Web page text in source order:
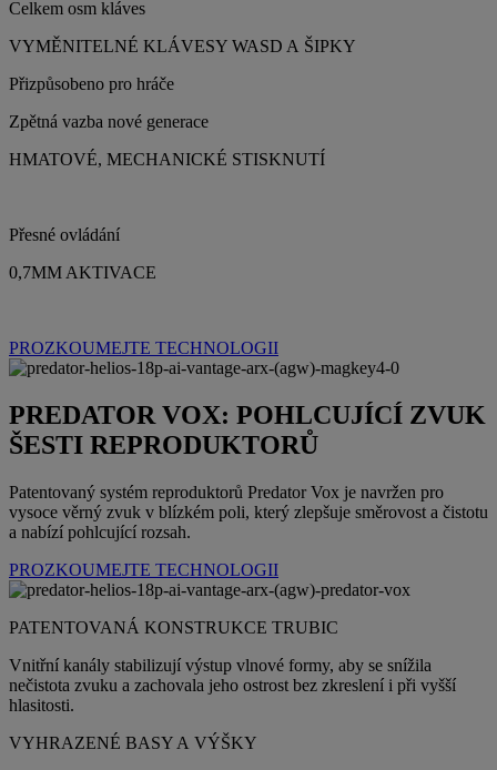
Celkem osm kláves
VYMĚNITELNÉ KLÁVESY WASD A ŠIPKY
Přizpůsobeno pro hráče
Zpětná vazba nové generace
HMATOVÉ, MECHANICKÉ STISKNUTÍ
Přesné ovládání
0,7MM AKTIVACE
PROZKOUMEJTE TECHNOLOGII
PREDATOR VOX: POHLCUJÍCÍ ZVUK
ŠESTI REPRODUKTORŮ
Patentovaný systém reproduktorů Predator Vox je navržen pro
vysoce věrný zvuk v blízkém poli, který zlepšuje směrovost a čistotu
a nabízí pohlcující rozsah.
PROZKOUMEJTE TECHNOLOGII
PATENTOVANÁ KONSTRUKCE TRUBIC
Vnitřní kanály stabilizují výstup vlnové formy, aby se snížila
nečistota zvuku a zachovala jeho ostrost bez zkreslení i při vyšší
hlasitosti.
VYHRAZENÉ BASY A VÝŠKY